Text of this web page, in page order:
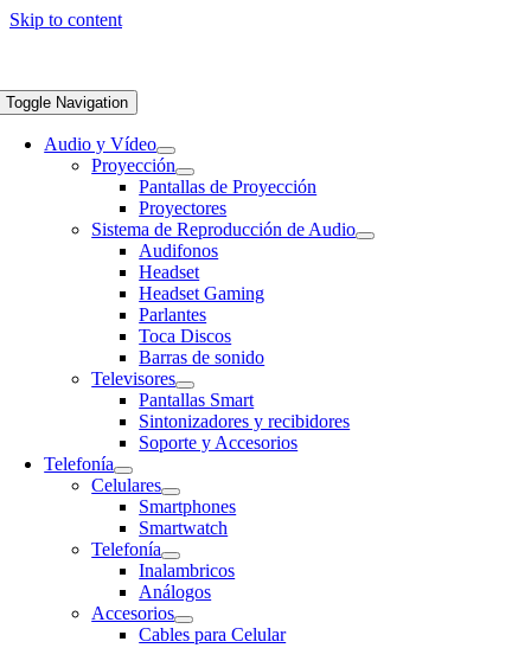
Skip to content
Toggle Navigation
Audio y Vídeo
Proyección
Pantallas de Proyección
Proyectores
Sistema de Reproducción de Audio
Audifonos
Headset
Headset Gaming
Parlantes
Toca Discos
Barras de sonido
Televisores
Pantallas Smart
Sintonizadores y recibidores
Soporte y Accesorios
Telefonía
Celulares
Smartphones
Smartwatch
Telefonía
Inalambricos
Análogos
Accesorios
Cables para Celular